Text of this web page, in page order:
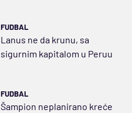
FUDBAL
Lanus ne da krunu, sa
sigurnim kapitalom u Peruu
FUDBAL
Šampion neplanirano kreće